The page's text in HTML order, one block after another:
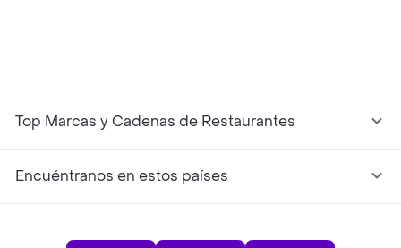
Top Marcas y Cadenas de Restaurantes
Encuéntranos en estos países